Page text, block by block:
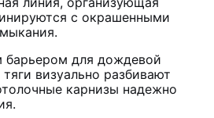
с окрашенными
барьером для дождевой
визуально разбивают
карнизы надежно